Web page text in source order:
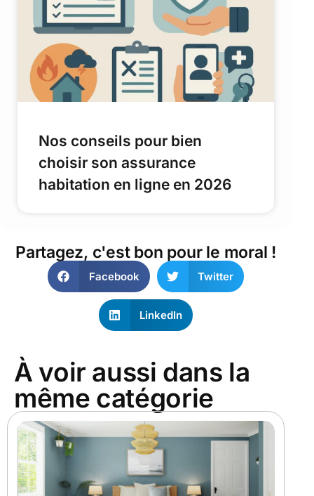
Nos conseils pour bien
choisir son assurance
habitation en ligne en 2026
Partagez, c'est bon pour le moral !
Facebook Twitter
LinkedIn
À voir aussi dans la
même catégorie